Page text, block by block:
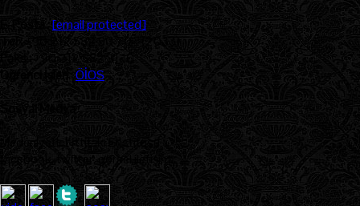
E-Posta :[email protected]
Tel :
+90 212 582 90 70 - (2033)
Faks :
+90 212 582 81 10
Öğrenci İşleri : ÖİOS
Sosyal Medya :
Medeniyetler İttifakı Enstitüsü
facebook, twitter, görsel iletişim..